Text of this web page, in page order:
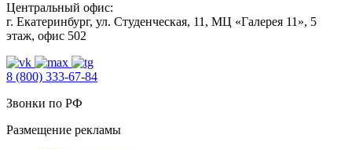
Центральный офис:
г. Екатеринбург, ул. Студенческая, 11, МЦ «Галерея 11», 5
этаж, офис 502
8 (800) 333-67-84
Звонки по РФ
Размещение рекламы